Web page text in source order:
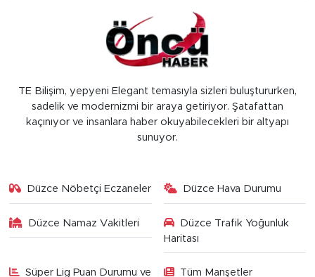
TE Bilişim, yepyeni Elegant temasıyla sizleri buluştururken,
sadelik ve modernizmi bir araya getiriyor. Şatafattan
kaçınıyor ve insanlara haber okuyabilecekleri bir altyapı
sunuyor.
Düzce Nöbetçi Eczaneler Düzce Hava Durumu
Düzce Namaz Vakitleri
Düzce Trafik Yoğunluk
Haritası
Süper Lig Puan Durumu ve Tüm Manşetler